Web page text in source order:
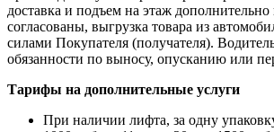
доставка и подъем на этаж
согласованы, выгрузка товара из
силами Покупателя (получателя).
обязанности по выносу, опусканию или
Тарифы на дополнительные услуги
При наличии лифта, за одну